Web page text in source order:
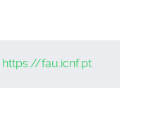
https://fau.icnf.pt